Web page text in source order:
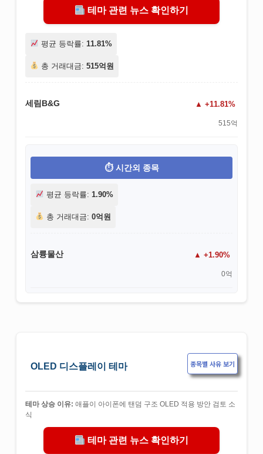
테마 관련 뉴스 확인하기
평균 등락률: 11.81%
총 거래대금: 515억원
세림B&G +11.81%
515억
시간외 종목
평균 등락률: 1.90%
총 거래대금: 0억원
삼륭물산 +1.90%
0억
OLED 디스플레이 테마 종목별 사유 보기
테마 상승 이유: 애플이 아이폰에 탠덤 구조 OLED 적용 방안 검토 소
식
테마 관련 뉴스 확인하기